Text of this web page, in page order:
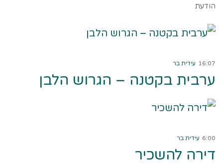
הודעת
16:07 עידית בר
ערבית בקטנה – הגרוש הלבן
6:00 עידית בר
דירה להשכיר